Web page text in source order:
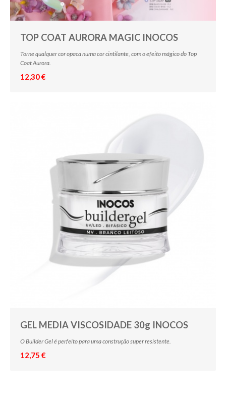
TOP COAT AURORA MAGIC INOCOS
Torne qualquer cor opaca numa cor cintilante, com o efeito mágico do Top
Coat Aurora.
12,30 €
GEL MEDIA VISCOSIDADE 30g INOCOS
O Builder Gel é perfeito para uma construção super resistente.
12,75 €